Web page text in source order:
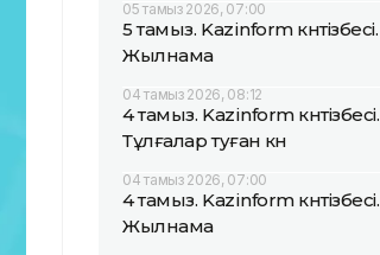
05 тамыз 2026, 07:00
5 тамыз. Kazinform күнтізбесі.
Жылнама
04 тамыз 2026, 08:12
4 тамыз. Kazinform күнтізбесі.
Тұлғалар туған күн
04 тамыз 2026, 07:00
4 тамыз. Kazinform күнтізбесі.
Жылнама